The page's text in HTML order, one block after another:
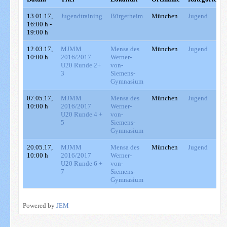
13.01.17
16:00 h -
19:00 h
Jugendtraining Bürgerheim München Jugend
12.03.17
10:00 h
MJMM
2016/2017
U20 Runde 2+
3
Mensa des
Werner-
von-
Siemens-
Gymnasium
München Jugend
07.05.17
10:00 h
MJMM
2016/2017
U20 Runde 4 +
5
Mensa des
Werner-
von-
Siemens-
Gymnasium
München Jugend
20.05.17
10:00 h
MJMM
2016/2017
U20 Runde 6 +
7
Mensa des
Werner-
von-
Siemens-
Gymnasium
München Jugend
Powered byJEM